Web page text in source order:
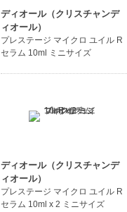
ディオール（クリスチャンデ
ィオール）
プレステージ マイクロ ユイル R
セラム 10ml ミニサイズ
ディオール（クリスチャンデ
ィオール）
プレステージ マイクロ ユイル R
セラム 10ml x 2 ミニサイズ